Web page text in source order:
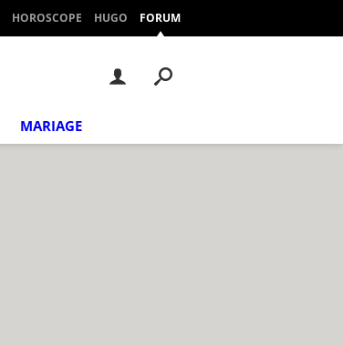
HOROSCOPE HUGO FORUM
MARIAGE